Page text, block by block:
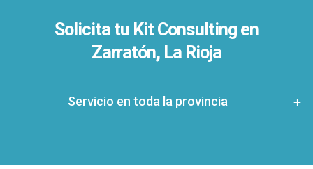
Solicita tu Kit Consulting en
Zarratón, La Rioja
Servicio en toda la provincia